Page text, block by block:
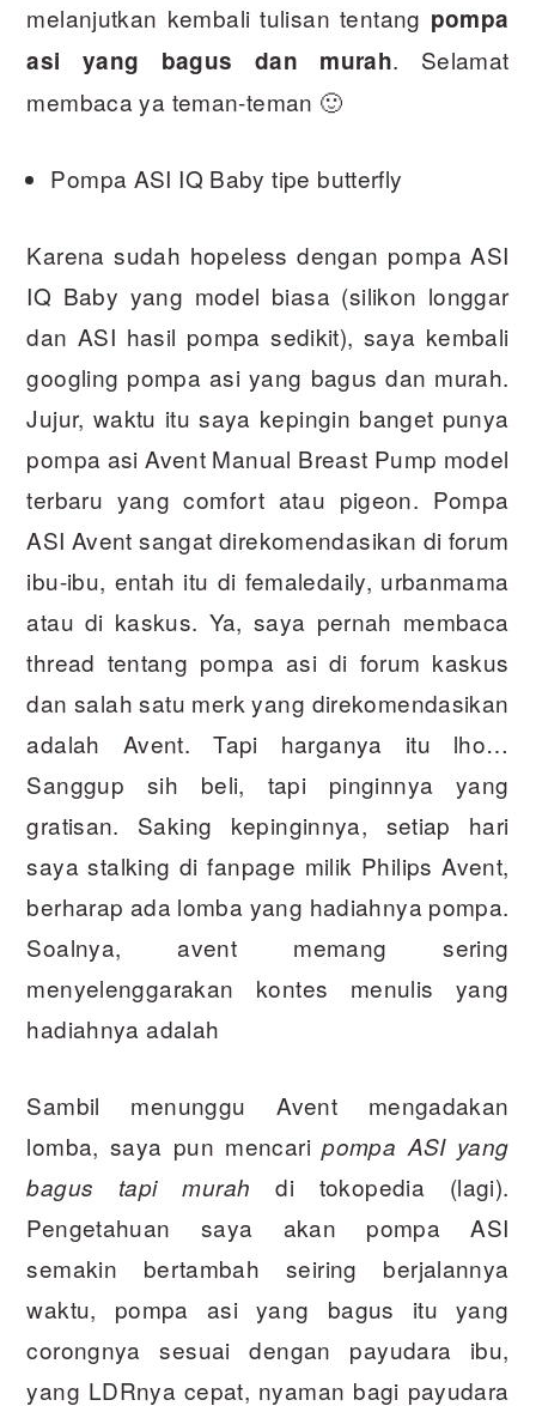
melanjutkan kembali tulisan tentang pompa
asi yang bagus dan murah. Selamat
membaca ya teman-teman 🙂
Pompa ASI IQ Baby tipe butterfly
Karena sudah hopeless dengan pompa ASI
IQ Baby yang model biasa (silikon longgar
dan ASI hasil pompa sedikit), saya kembali
googling pompa asi yang bagus dan murah.
Jujur, waktu itu saya kepingin banget punya
pompa asi Avent Manual Breast Pump model
terbaru yang comfort atau pigeon. Pompa
ASI Avent sangat direkomendasikan di forum
ibu-ibu, entah itu di femaledaily, urbanmama
atau di kaskus. Ya, saya pernah membaca
thread tentang pompa asi di forum kaskus
dan salah satu merk yang direkomendasikan
adalah Avent. Tapi harganya itu lho…
Sanggup sih beli, tapi pinginnya yang
gratisan. Saking kepinginnya, setiap hari
saya stalking di fanpage milik Philips Avent,
berharap ada lomba yang hadiahnya pompa.
Soalnya, avent memang sering
menyelenggarakan kontes menulis yang
hadiahnya adalah
Sambil menunggu Avent mengadakan
lomba, saya pun mencaripompa ASI yang
bagus tapi murah di tokopedia (lagi).
Pengetahuan saya akan pompa ASI
semakin bertambah seiring berjalannya
waktu, pompa asi yang bagus itu yang
corongnya sesuai dengan payudara ibu,
yang LDRnya cepat, nyaman bagi payudara